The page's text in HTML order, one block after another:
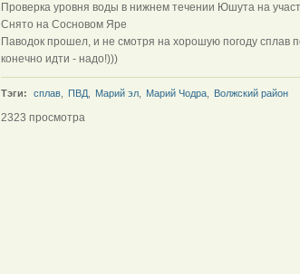
Проверка уровня воды в нижнем течении Юшута на
Снято на Сосновом Яре
Паводок прошел, и не смотря на хорошую погоду сплав
конечно идти - надо!)))
Тэги: сплав, ПВД, Марий эл, Марий Чодра, Волжский район
2323 просмотра